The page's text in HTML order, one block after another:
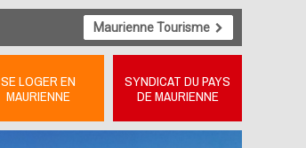
Maurienne Tourisme
SE LOGER EN
MAURIENNE
SYNDICAT DU PAYS
DE MAURIENNE